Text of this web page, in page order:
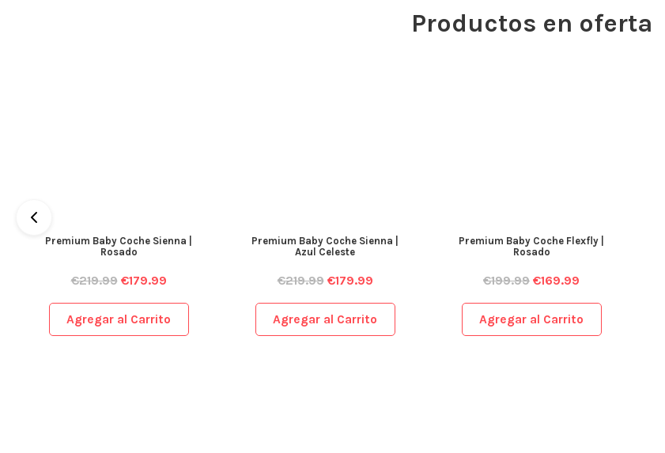
Productos en oferta
Premium Baby Coche Sienna |
Rosado
€219.99 €179.99
Agregar al Carrito
Premium Baby Coche Sienna |
Azul Celeste
€219.99 €179.99
Agregar al Carrito
Premium Baby Coche Flexfly |
Rosado
€199.99 €169.99
Agregar al Carrito